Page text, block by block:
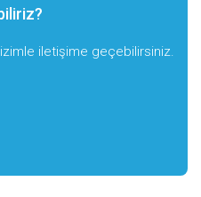
iletişime geçebilirsiniz.